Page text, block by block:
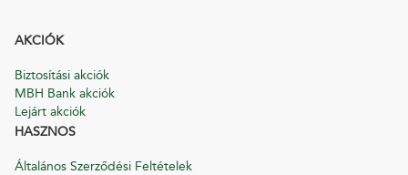
AKCIÓK
Biztosítási akciók
MBH Bank akciók
Lejárt akciók
HASZNOS
Általános Szerződési Feltételek